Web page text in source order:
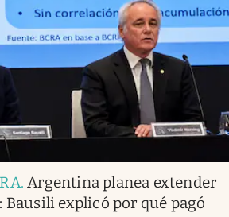
.Argentina planea extender
Bausili explicó por qué pagó